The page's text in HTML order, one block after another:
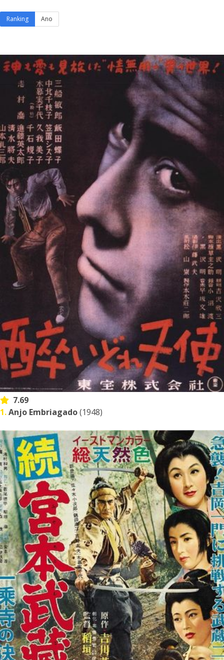
Ranking Ano
7.69
1.Anjo Embriagado(1948)